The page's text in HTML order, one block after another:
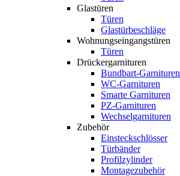
Glastüren
Türen
Glastürbeschläge
Wohnungseingangstüren
Türen
Drückergarnituren
Bundbart-Garnituren
WC-Garnituren
Smarte Garnituren
PZ-Garnituren
Wechselgarnituren
Zubehör
Einsteckschlösser
Türbänder
Profilzylinder
Montagezubehör